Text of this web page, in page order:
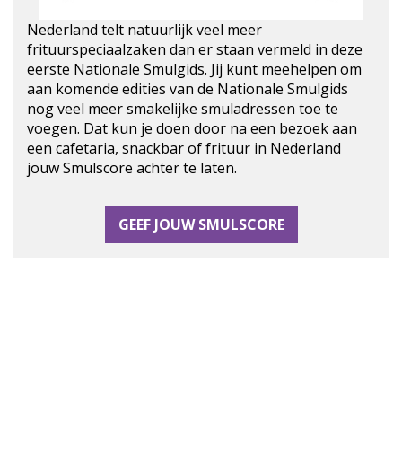
Nederland telt natuurlijk veel meer
frituurspeciaalzaken dan er staan vermeld in deze
eerste Nationale Smulgids. Jij kunt meehelpen om
aan komende edities van de Nationale Smulgids
nog veel meer smakelijke smuladressen toe te
voegen. Dat kun je doen door na een bezoek aan
een cafetaria, snackbar of frituur in Nederland
jouw Smulscore achter te laten.
GEEF JOUW SMULSCORE